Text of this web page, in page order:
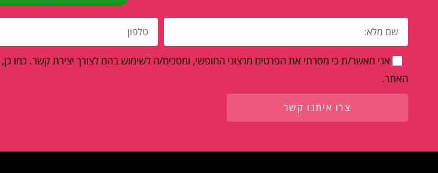
אני מאשר/ת כי מסרתי את הפרטים מרצוני החופשי, ומסכים/ה לשימוש בהם לצורך יצירת קשר. כמו
האתר.
צרו איתנו קשר